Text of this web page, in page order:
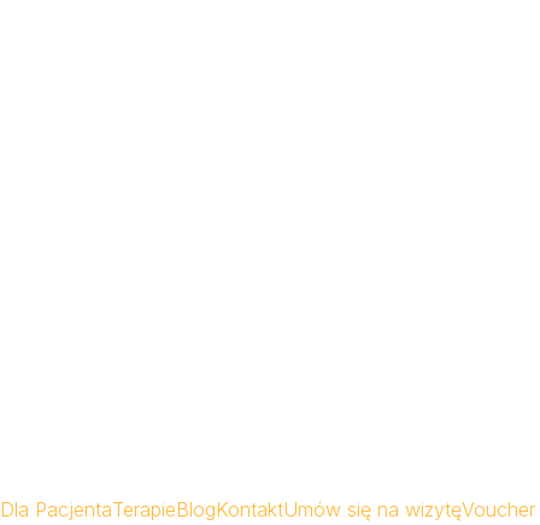
Dla PacjentaTerapieBlogKontaktUmów się na wizytęVoucher